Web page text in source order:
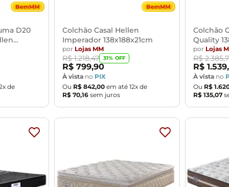
D20
x de
Colchão Casal Hellen
Imperador 138x188x21cm
por Lojas MM
R$ 1.218,47 31% OFF
R$ 799,90
À vista no PIX
Ou R$ 842,00 em até 12x de
R$ 70,16 sem juros
Colchão
Quality
por Lojas
R$ 2.385,
R$ 1.539,
À vista no
Ou R$ 1.
R$ 135,07